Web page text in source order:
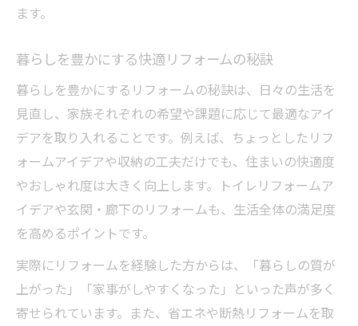
ます。
暮らしを豊かにする快適リフォームの秘訣
暮らしを豊かにするリフォームの秘訣は、日々の生活を
見直し、家族それぞれの希望や課題に応じて最適なアイ
デアを取り入れることです。例えば、ちょっとしたリフ
ォームアイデアや収納の工夫だけでも、住まいの快適度
やおしゃれ度は大きく向上します。トイレリフォームア
イデアや玄関・廊下のリフォームも、生活全体の満足度
を高めるポイントです。
実際にリフォームを経験した方からは、「暮らしの質が
上がった」「家事がしやすくなった」といった声が多く
寄せられています。また、省エネや断熱リフォームを取